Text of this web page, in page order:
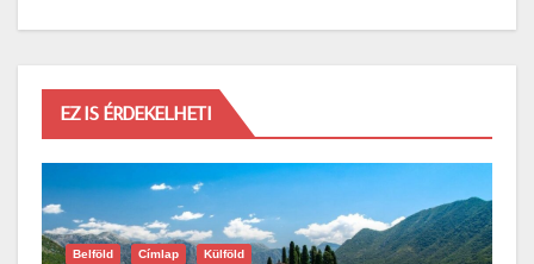
EZ IS ÉRDEKELHETI
Belföld Címlap Külföld